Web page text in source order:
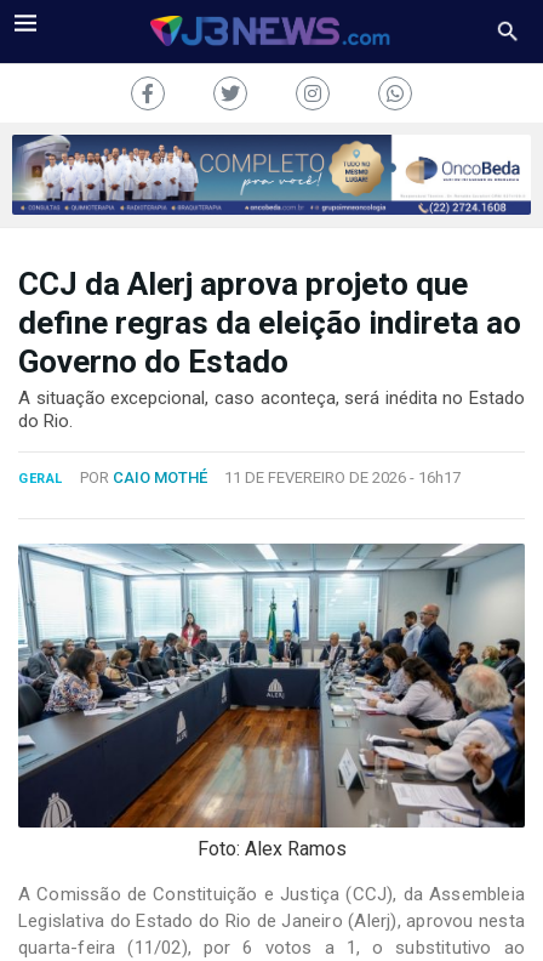
J3NEWS
COLUNAS
2024
Desenvolvido
por
Hesea
Tecnologia
Sistemas
CCJ da Alerj aprova projeto que
define regras da eleição indireta ao
Governo do Estado
A situação excepcional, caso aconteça, será inédita no Estado
do Rio.
GERAL POR CAIO MOTHÉ 11 DE FEVEREIRO DE 2026 - 16h17
Foto: Alex Ramos
A Comissão de Constituição e Justiça (CCJ), da Assembleia
Legislativa do Estado do Rio de Janeiro (Alerj), aprovou nesta
quarta-feira (11/02), por 6 votos a 1, o substitutivo ao